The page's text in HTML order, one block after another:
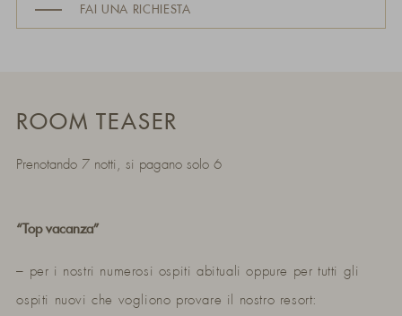
FAI UNA RICHIESTA
ROOM TEASER
Prenotando 7 notti, si pagano solo 6
“Top vacanza”
– per i nostri numerosi ospiti abituali oppure per tutti gli
ospiti nuovi che vogliono provare il nostro resort: